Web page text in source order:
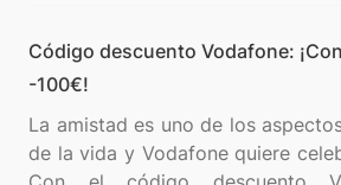
Código descuento Vodafone:
-100€!
La amistad es uno de los
de la vida y Vodafone quiere